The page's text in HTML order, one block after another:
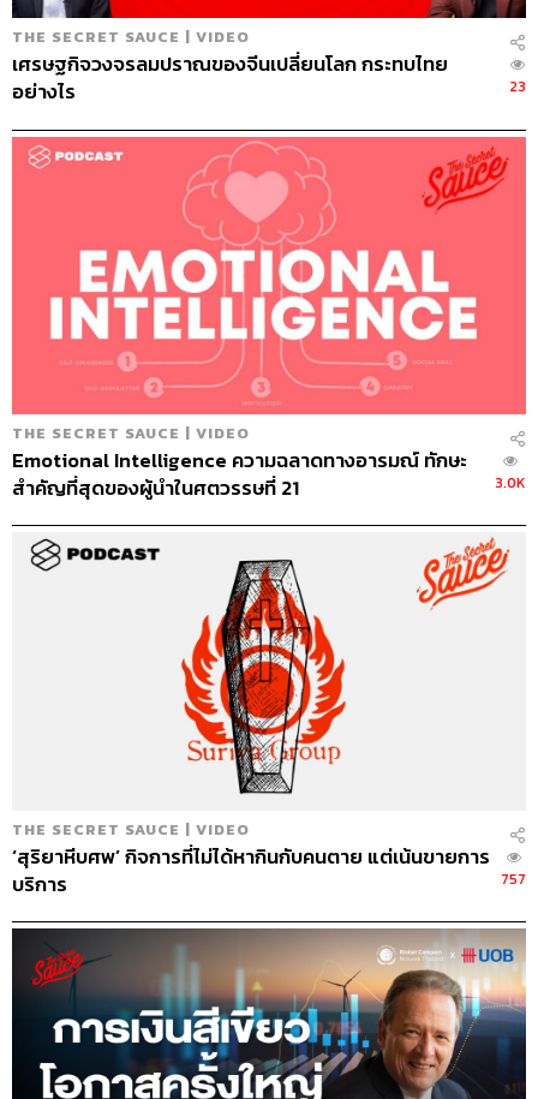
THE SECRET SAUCE | VIDEO
เศรษฐกิจวงจรลมปราณของจีนเปลี่ยนโลก กระทบไทย
อย่างไร
23
THE SECRET SAUCE | VIDEO
Emotional Intelligence ความฉลาดทางอารมณ์ ทักษะ
สำคัญที่สุดของผู้นำในศตวรรษที่ 21
3.0K
THE SECRET SAUCE | VIDEO
‘สุริยาหีบศพ’ กิจการที่ไม่ได้หากินกับคนตาย แต่เน้นขายการ
บริการ
757